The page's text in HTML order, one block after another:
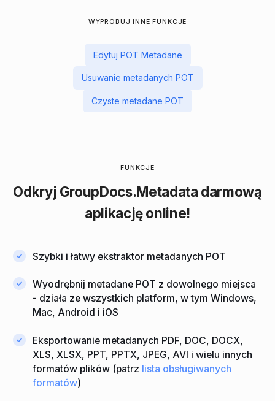
WYPRÓBUJ INNE FUNKCJE
Edytuj POT Metadane
Usuwanie metadanych POT
Czyste metadane POT
FUNKCJE
Odkryj GroupDocs.Metadata darmową
aplikację online!
Szybki i łatwy ekstraktor metadanych POT
Wyodrębnij metadane POT z dowolnego miejsca
- działa ze wszystkich platform, w tym Windows,
Mac, Android i iOS
Eksportowanie metadanych PDF, DOC, DOCX,
XLS, XLSX, PPT, PPTX, JPEG, AVI i wielu innych
formatów plików (patrz lista obsługiwanych
formatów)